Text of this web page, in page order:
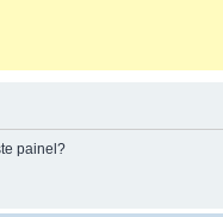
painel?